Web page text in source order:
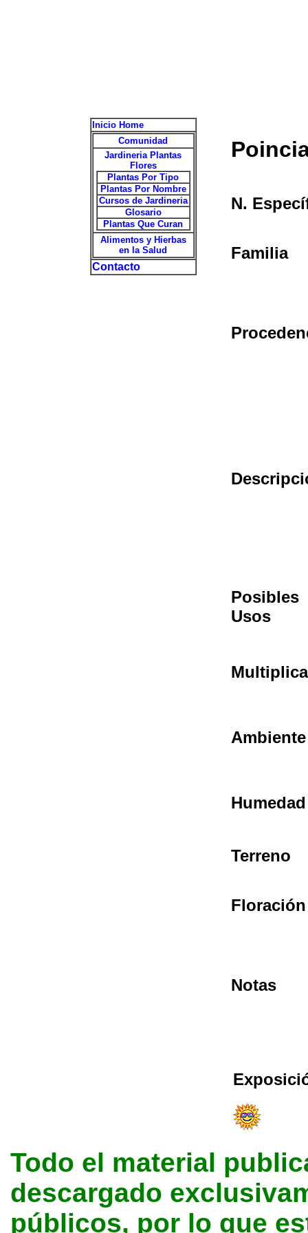
Inicio Home
Comunidad
Jardineria Plantas
Flores
Plantas Por Tipo
Plantas Por Nombre
Cursos de Jardineria
Glosario
Plantas Que Curan
Alimentos y Hierbas
en la Salud
Contacto
N.
Familia
Posibles
Usos
Ambiente
Humedad
Terreno
Floración
Notas
Todo el material
descargado
públicos, por lo que